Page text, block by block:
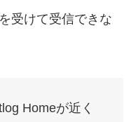
受けて受信できな
Homeが近く